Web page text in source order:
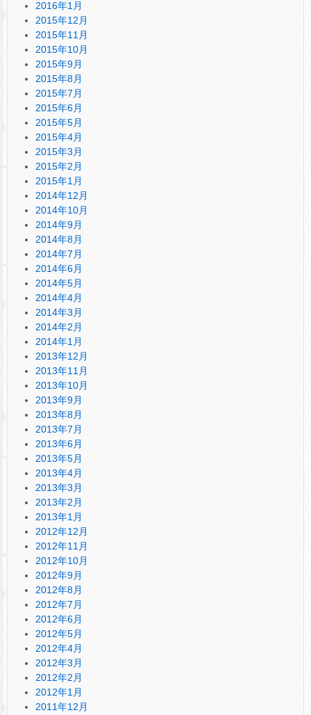
2016年1月
2015年12月
2015年11月
2015年10月
2015年9月
2015年8月
2015年7月
2015年6月
2015年5月
2015年4月
2015年3月
2015年2月
2015年1月
2014年12月
2014年10月
2014年9月
2014年8月
2014年7月
2014年6月
2014年5月
2014年4月
2014年3月
2014年2月
2014年1月
2013年12月
2013年11月
2013年10月
2013年9月
2013年8月
2013年7月
2013年6月
2013年5月
2013年4月
2013年3月
2013年2月
2013年1月
2012年12月
2012年11月
2012年10月
2012年9月
2012年8月
2012年7月
2012年6月
2012年5月
2012年4月
2012年3月
2012年2月
2012年1月
2011年12月